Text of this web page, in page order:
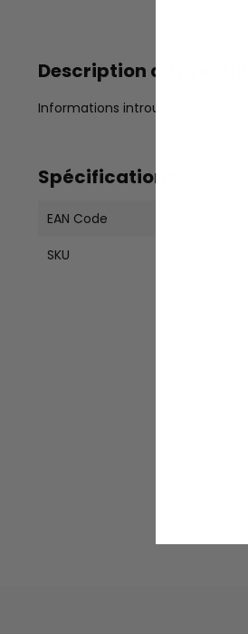
Description du produit
Informations introuvables
Spécifications
EAN Code
SKU